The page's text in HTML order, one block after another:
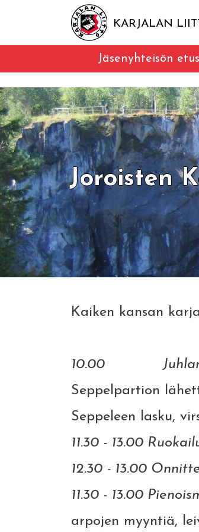
KARJALAN
Jäsenyhteisön
Joroisten
Kaiken kansan
10.00
Seppelpartion
Seppeleen lasku,
11.30 - 13.00
12.30 - 13.00
11.30 - 13.00
arpojen myyntiä,